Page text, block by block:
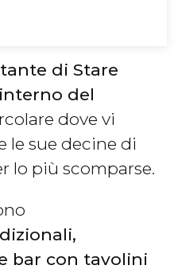
di Stare
del
dove vi
le sue decine di
lo più scomparse.
bar con tavolini